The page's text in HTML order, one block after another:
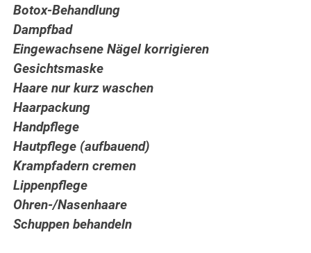
Botox-Behandlung
Dampfbad
Eingewachsene Nägel korrigieren
Gesichtsmaske
Haare nur kurz waschen
Haarpackung
Handpflege
Hautpflege (aufbauend)
Krampfadern cremen
Lippenpflege
Ohren-/Nasenhaare
Schuppen behandeln